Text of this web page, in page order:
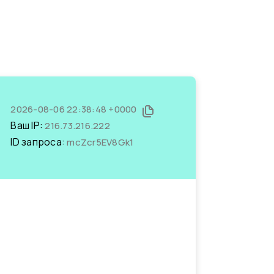
2026-08-06 22:38:48 +0000
Ваш IP:216.73.216.222
ID запроса:mcZcr5EV8Gk1